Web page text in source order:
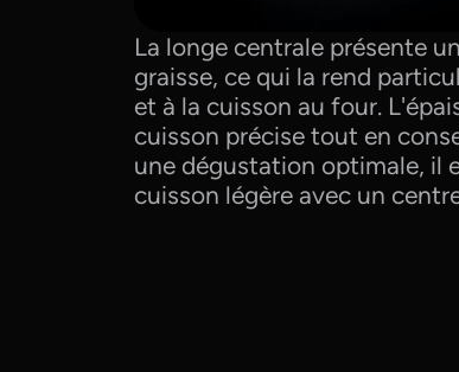
La longe centrale présente
graisse, ce qui la rend
et à la cuisson au four.
cuisson précise tout en
une dégustation optimale, il
cuisson légère avec un